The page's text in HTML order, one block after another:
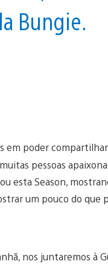
Bungie.
em poder
pessoas
esta Season,
um pouco do que
nos juntaremos à